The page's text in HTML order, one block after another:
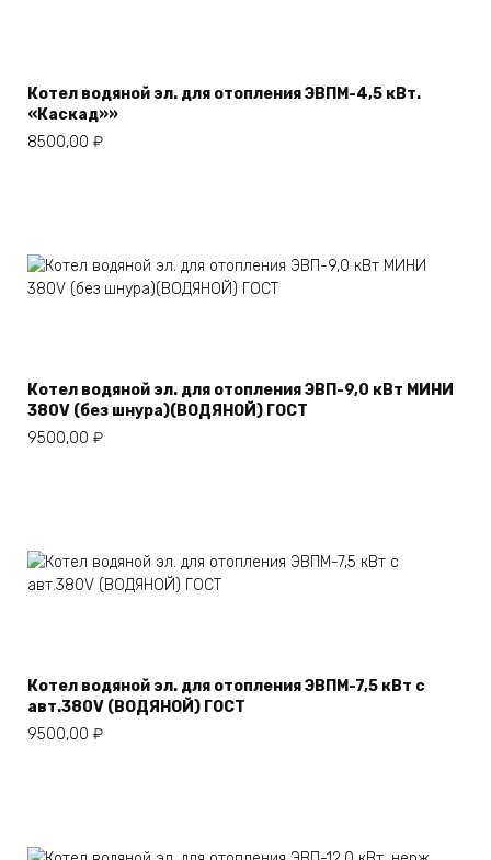
Котел водяной эл. для отопления ЭВПМ-4,5 кВт.
«Каскад»»
8500,00 ₽
Котел водяной эл. для отопления ЭВП-9,0 кВт МИНИ
380V (без шнура)(ВОДЯНОЙ) ГОСТ
9500,00 ₽
Котел водяной эл. для отопления ЭВПМ-7,5 кВт с
авт.380V (ВОДЯНОЙ) ГОСТ
9500,00 ₽